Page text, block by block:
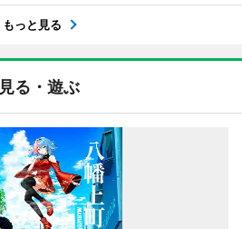
もっと見る
見る・遊ぶ